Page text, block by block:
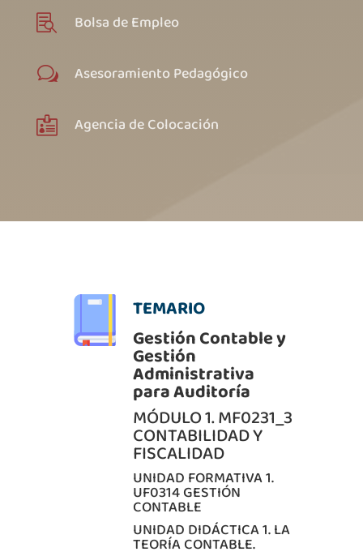
 Bolsa de Empleo
w Asesoramiento Pedagógico
 Agencia de Colocación
TEMARIO
Gestión Contable y
Gestión
Administrativa
para Auditoría
MÓDULO 1. MF0231_3
CONTABILIDAD Y
FISCALIDAD
UNIDAD FORMATIVA 1.
UF0314 GESTIÓN
CONTABLE
UNIDAD DIDÁCTICA 1. LA
TEORÍA CONTABLE.